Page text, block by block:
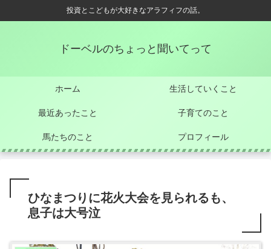
投資とこどもが大好きなアラフィフの話。
ドーベルのちょっと聞いてって
ホーム 生活していくこと
最近あったこと 子育てのこと
馬たちのこと プロフィール
ひなまつりに花火大会を見られるも、
息子は大号泣